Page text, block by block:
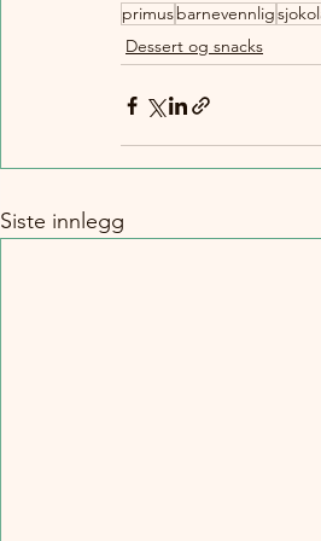
primusbarnevennlig
Dessert og snacks
Siste innlegg